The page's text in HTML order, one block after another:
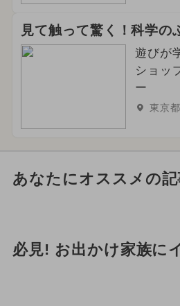
見て触って驚く！科学の
遊びが
ショッ
ー
東京
あなたにオススメの記
必見! お出かけ家族に